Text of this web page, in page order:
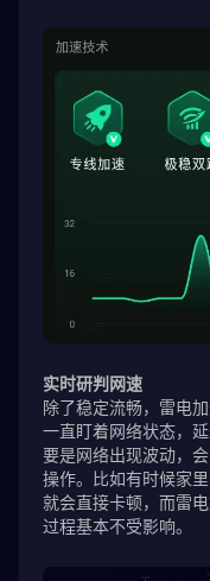
实时研判网速
除了稳定流畅，雷电
一直盯着网络状态，
要是网络出现波动，
操作。比如有时候家
就会直接卡顿，而雷
过程基本不受影响。